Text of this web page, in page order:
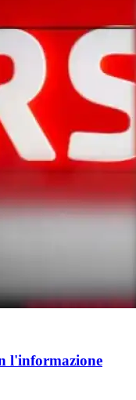
l'informazione